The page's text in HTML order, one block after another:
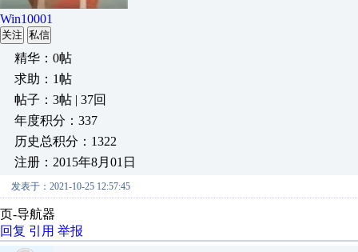
Win10001
关注 私信
精华：0帖
求助：1帖
帖子：3帖 | 37回
年度积分：337
历史总积分：1322
注册：2015年8月01日
发表于：2021-10-25 12:57:45
页-导航器
回复 引用 举报